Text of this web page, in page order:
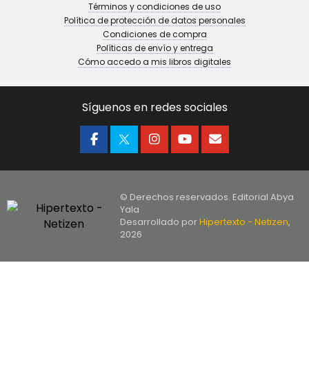
Términos y condiciones de uso
Política de protección de datos personales
Condiciones de compra
Políticas de envío y entrega
Cómo accedo a mis libros digitales
Síguenos en redes sociales
© Derechos reservados. Editorial Abya
Yala
Desarrollado porHipertexto - Netizen,
2026